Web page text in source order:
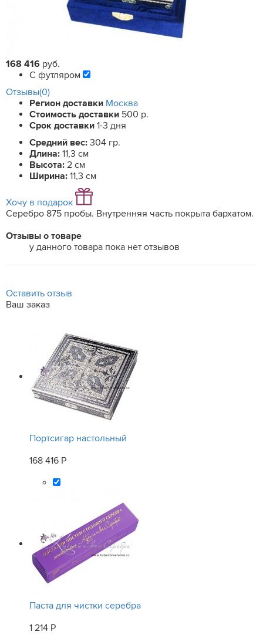
168 416 руб.
С футляром
Отзывы(0)
Регион доставки Москва
Стоимость доставки 500 р.
Срок доставки 1-3 дня
Средний вес: 304 гр.
Длина: 11,3 см
Высота: 2 см
Ширина: 11,3 см
Хочу в подарок
Серебро 875 пробы. Внутренняя часть покрыта бархатом.
Отзывы о товаре
у данного товара пока нет отзывов
Оставить отзыв
Ваш заказ
Портсигар настольный
168 416 Р
Паста для чистки серебра
1 214 Р